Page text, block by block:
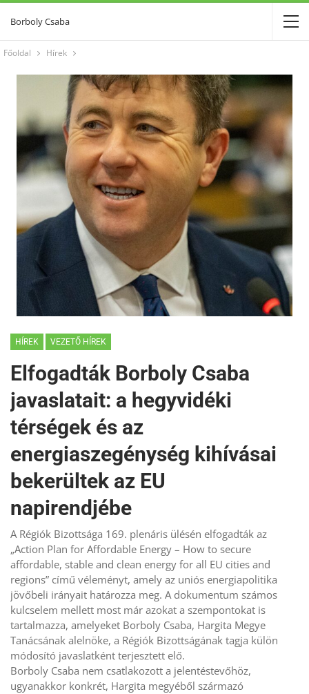
Borboly Csaba
Főoldal Hírek
HÍREK VEZETŐ HÍREK
Elfogadták Borboly Csaba
javaslatait: a hegyvidéki
térségek és az
energiaszegénység kihívásai
bekerültek az EU
napirendjébe
A Régiók Bizottsága 169. plenáris ülésén elfogadták az
„Action Plan for Affordable Energy – How to secure
affordable, stable and clean energy for all EU cities and
regions” című véleményt, amely az uniós energiapolitika
jövőbeli irányait határozza meg. A dokumentum számos
kulcselem mellett most már azokat a szempontokat is
tartalmazza, amelyeket Borboly Csaba, Hargita Megye
Tanácsának alelnöke, a Régiók Bizottságának tagja külön
módosító javaslatként terjesztett elő.
Borboly Csaba nem csatlakozott a jelentéstevőhöz,
ugyanakkor konkrét, Hargita megyéből származó